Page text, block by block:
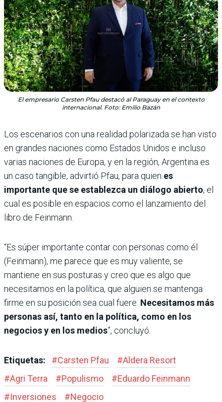
El empresario Carsten Pfau destacó al Paraguay en el contexto
internacional. Foto: Emilio Bazán
Los escenarios con una realidad polarizada se han visto
en grandes naciones como Estados Unidos e incluso
varias naciones de Europa, y en la región, Argentina es
un caso tangible, advirtió Pfau, para quien es
importante que se establezca un diálogo abierto, el
cual es posible en espacios como el lanzamiento del
libro de Feinmann.
“Es súper importante contar con personas como él
(Feinmann), me parece que es muy valiente, se
mantiene en sus posturas y creo que es algo que
necesitamos en la política, que alguien se mantenga
firme en su posición sea cual fuere. Necesitamos más
personas así, tanto en la política, como en los
negocios y en los medios”, concluyó.
Etiquetas: #Carsten Pfau #Aldera Resort
#Agri Terra #Populismo #Eduardo Feinmann
#Inversiones #Negocio